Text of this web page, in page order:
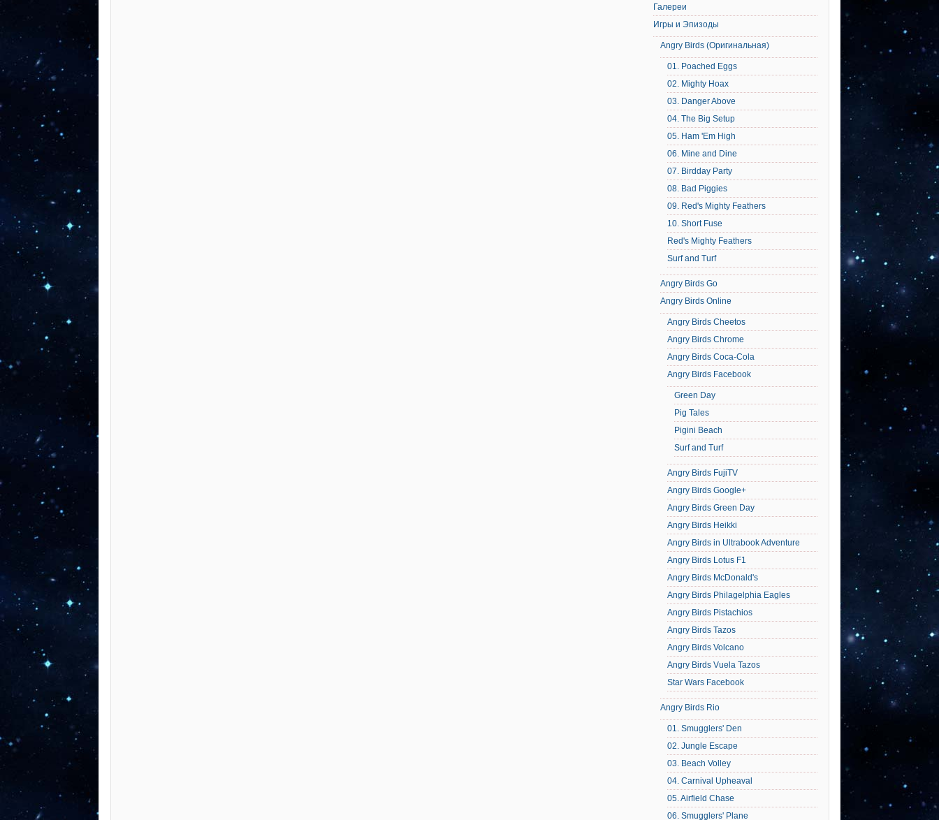
Галереи
Игры и Эпизоды
Angry Birds (Оригинальная)
01. Poached Eggs
02. Mighty Hoax
03. Danger Above
04. The Big Setup
05. Ham 'Em High
06. Mine and Dine
07. Birdday Party
08. Bad Piggies
09. Red's Mighty Feathers
10. Short Fuse
Red's Mighty Feathers
Surf and Turf
Angry Birds Go
Angry Birds Online
Angry Birds Cheetos
Angry Birds Chrome
Angry Birds Coca-Cola
Angry Birds Facebook
Green Day
Pig Tales
Pigini Beach
Surf and Turf
Angry Birds FujiTV
Angry Birds Google+
Angry Birds Green Day
Angry Birds Heikki
Angry Birds in Ultrabook Adventure
Angry Birds Lotus F1
Angry Birds McDonald's
Angry Birds Philagelphia Eagles
Angry Birds Pistachios
Angry Birds Tazos
Angry Birds Volcano
Angry Birds Vuela Tazos
Star Wars Facebook
Angry Birds Rio
01. Smugglers' Den
02. Jungle Escape
03. Beach Volley
04. Carnival Upheaval
05. Airfield Chase
06. Smugglers' Plane